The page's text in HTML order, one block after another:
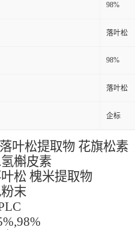
98%
落叶松
98%
落叶松
企标
叶松提取物 花旗松素
氢槲皮素
叶松 槐米提取物
末